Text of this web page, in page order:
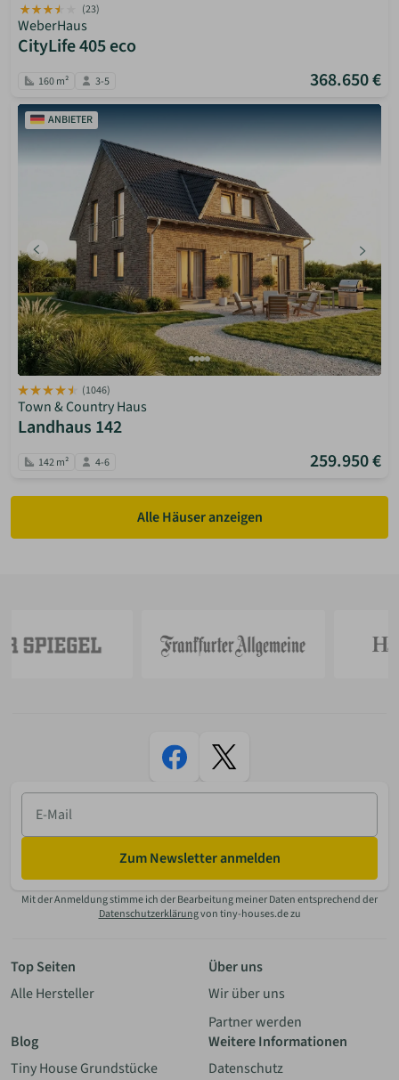
(23)
WeberHaus
CityLife 405 eco
160 m² 3-5 368.650 €
ANBIETER
(1046)
Town & Country Haus
Landhaus 142
142 m² 4-6 259.950 €
Alle Häuser anzeigen
E-
Mail
Zum Newsletter anmelden
Mit der Anmeldung stimme ich der Bearbeitung meiner Daten entsprechend der
Datenschutzerklärungvon tiny-houses.de zu
Top Seiten
Alle Hersteller
Über uns
Wir über uns
Partner werden
Blog
Tiny House Grundstücke
Weitere Informationen
Datenschutz